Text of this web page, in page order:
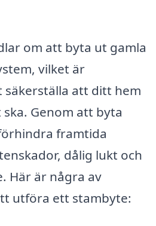
om att byta ut gamla
vilket är
att ditt hem
Genom att byta
framtida
dålig lukt och
Här är några av
utföra ett stambyte: